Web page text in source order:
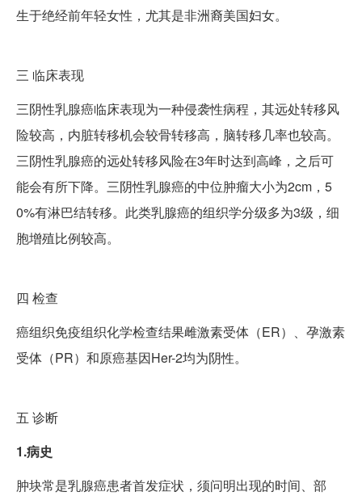
生于绝经前年轻女性，尤其是非洲裔美国妇女。
三 临床表现
三阴性乳腺癌临床表现为一种侵袭性病程，其远处转移风
险较高，内脏转移机会较骨转移高，脑转移几率也较高。
三阴性乳腺癌的远处转移风险在3年时达到高峰，之后可
能会有所下降。三阴性乳腺癌的中位肿瘤大小为2cm，5
0%有淋巴结转移。此类乳腺癌的组织学分级多为3级，细
胞增殖比例较高。
四 检查
癌组织免疫组织化学检查结果雌激素受体（ER）、孕激素
受体（PR）和原癌基因Her-2均为阴性。
五 诊断
1.病史
肿块常是乳腺癌患者首发症状，须问明出现的时间、部